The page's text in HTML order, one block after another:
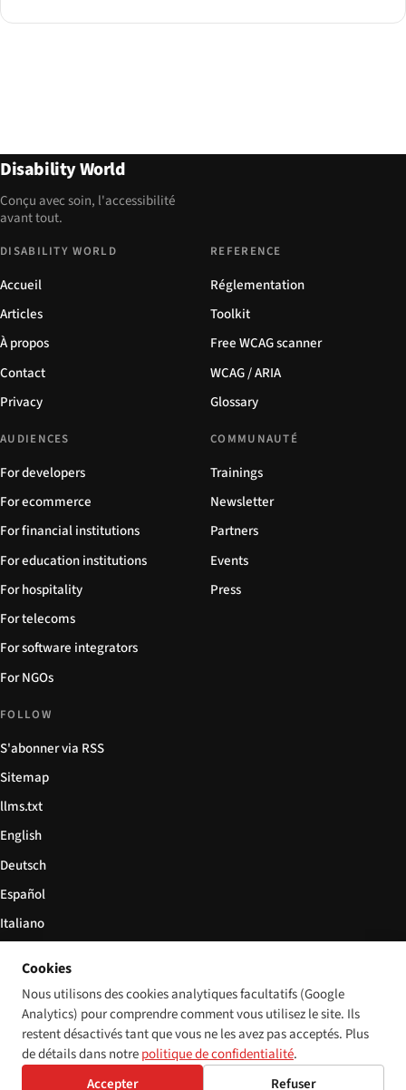
Disability World
Conçu avec soin, l'accessibilité
avant tout.
DISABILITY WORLD
Accueil
Articles
À propos
Contact
Privacy
REFERENCE
Réglementation
Toolkit
Free WCAG scanner
WCAG / ARIA
Glossary
AUDIENCES
For developers
For ecommerce
For financial institutions
For education institutions
For hospitality
For telecoms
For software integrators
For NGOs
COMMUNAUTÉ
Trainings
Newsletter
Partners
Events
Press
FOLLOW
S'abonner via RSS
Sitemap
llms.txt
English
Deutsch
Español
Italiano
© 2026 Disability World. Tous droits réservés. Cookie settings
DeutschEspañol 简体中文Polski
Cookies
Nous utilisons des cookies analytiques facultatifs (Google
Analytics) pour comprendre comment vous utilisez le site. Ils
restent désactivés tant que vous ne les avez pas acceptés. Plus
de détails dans notrepolitique de confidentialité.
Accepter
Refuser